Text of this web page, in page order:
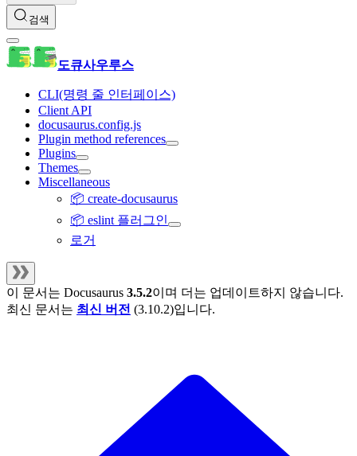
검색
도큐사우루스
CLI(명령 줄 인터페이스)
Client API
docusaurus.config.js
Plugin method references
Plugins
Themes
Miscellaneous
📦 create-docusaurus
📦 eslint 플러그인
로거
이 문서는 Docusaurus 3.5.2이며 더는 업데이트하지 않습니다.
최신 문서는 최신 버전 (3.10.2)입니다.